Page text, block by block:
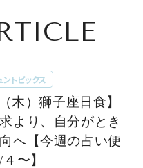
トピックス
木）獅子座日食】
より、自分がとき
へ【今週の占い便
〜】